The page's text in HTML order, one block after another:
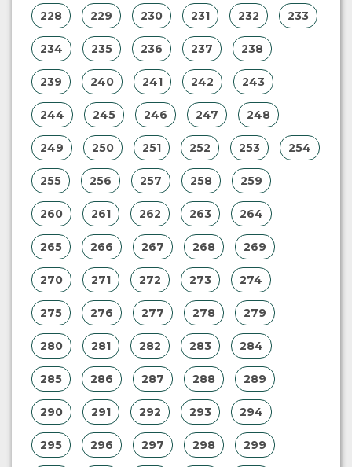
228 229 230 231 232 233
234 235 236 237 238
239 240 241 242 243
244 245 246 247 248
249 250 251 252 253 254
255 256 257 258 259
260 261 262 263 264
265 266 267 268 269
270 271 272 273 274
275 276 277 278 279
280 281 282 283 284
285 286 287 288 289
290 291 292 293 294
295 296 297 298 299